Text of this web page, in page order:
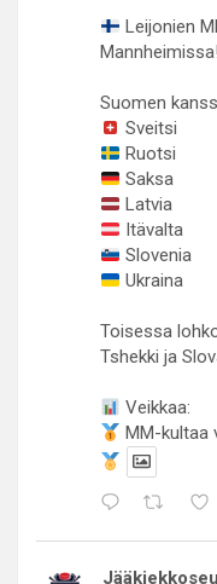
Leijonien
Mannheimissa!
Suomen
Sveitsi
Ruotsi
Saksa
Latvia
Itävalta
Slovenia
Ukraina
Toisessa
Tshekki ja
Veikkaa:
MM-kultaa